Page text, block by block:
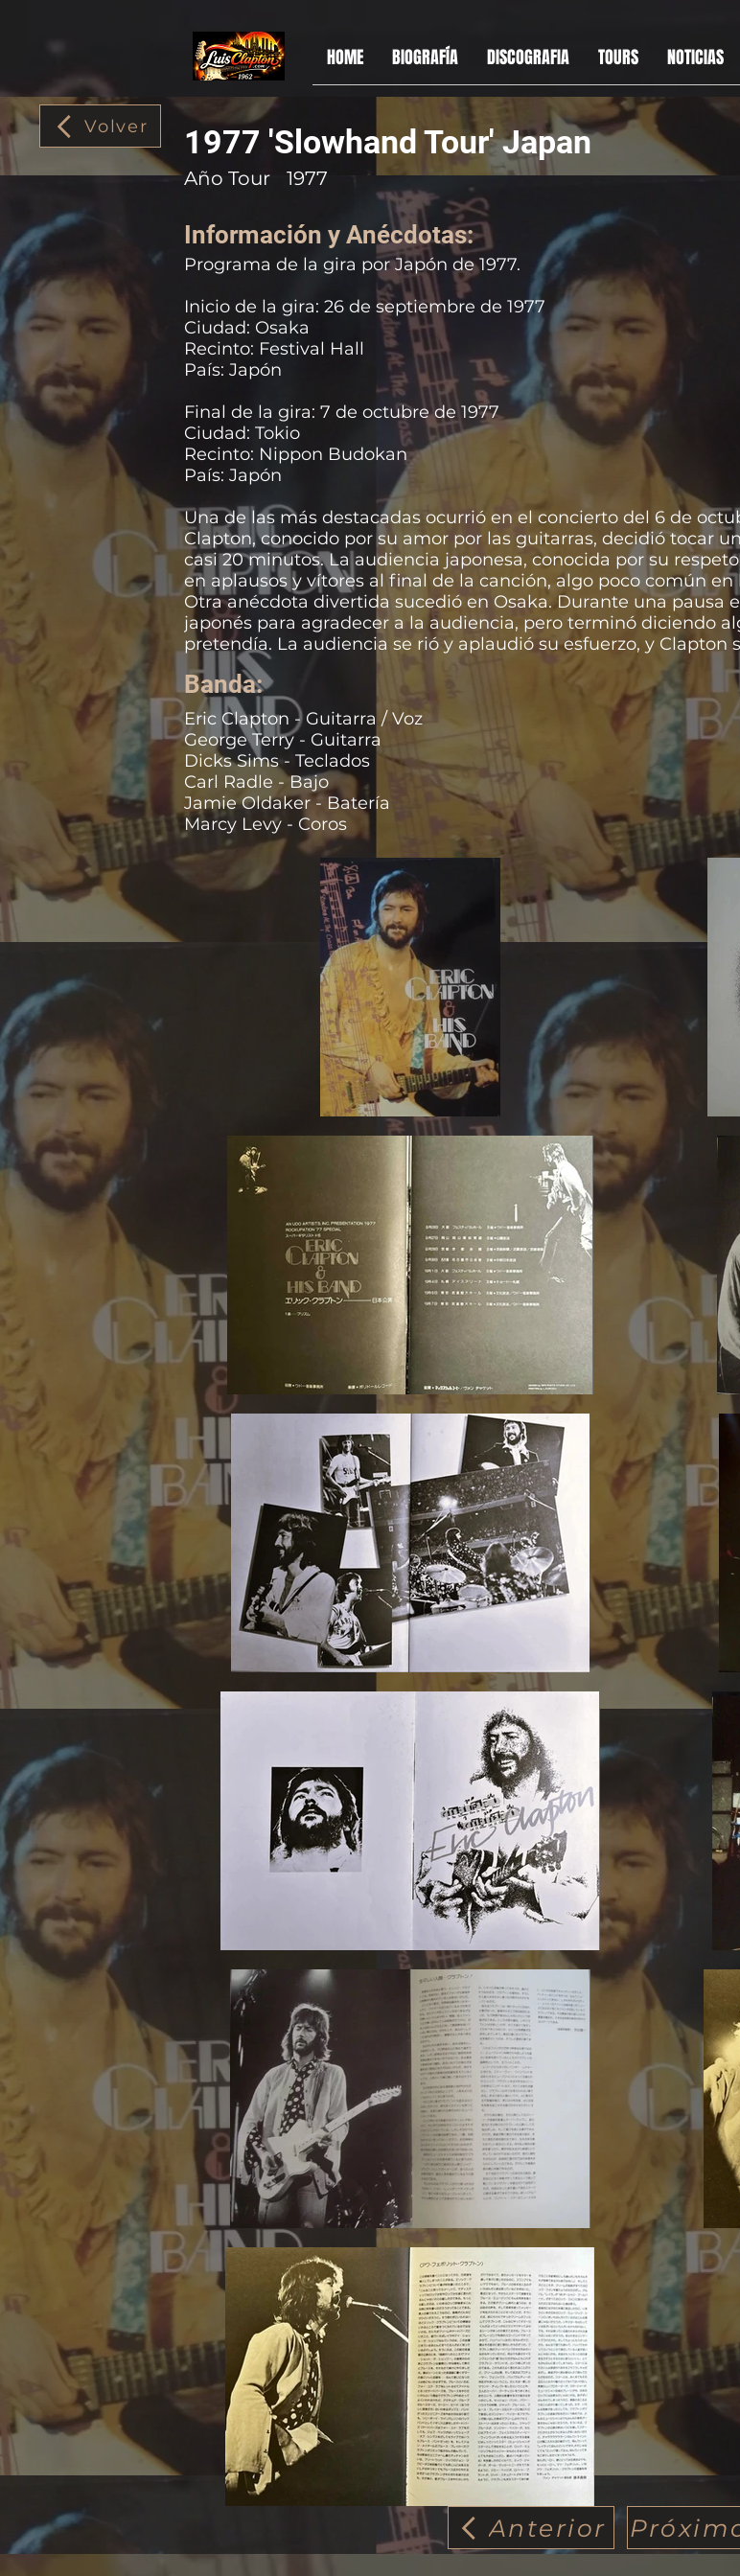
HOME BIOGRAFÍA DISCOGRAFIA TOURS NOTICIAS
Volver 1977 'Slowhand Tour' Japan
Año Tour 1977
Información y Anécdotas:
Programa de la gira por Japón de 1977.
Inicio de la gira: 26 de septiembre de 1977
Ciudad: Osaka
Recinto: Festival Hall
País: Japón
Final de la gira: 7 de octubre de 1977
Ciudad: Tokio
Recinto: Nippon Budokan
País: Japón
Una de las más destacadas ocurrió en el concierto del 6 de
Clapton, conocido por su amor por las guitarras, decidió tocar
casi 20 minutos. La audiencia japonesa, conocida por su
en aplausos y vítores al final de la canción, algo poco común en
Otra anécdota divertida sucedió en Osaka. Durante una pausa
japonés para agradecer a la audiencia, pero terminó diciendo
pretendía. La audiencia se rió y aplaudió su esfuerzo, y
conexión especial con los fans.
Banda:
Eric Clapton - Guitarra / Voz
George Terry - Guitarra
Dicks Sims - Teclados
Carl Radle - Bajo
Jamie Oldaker - Batería
Marcy Levy - Coros
Anterior